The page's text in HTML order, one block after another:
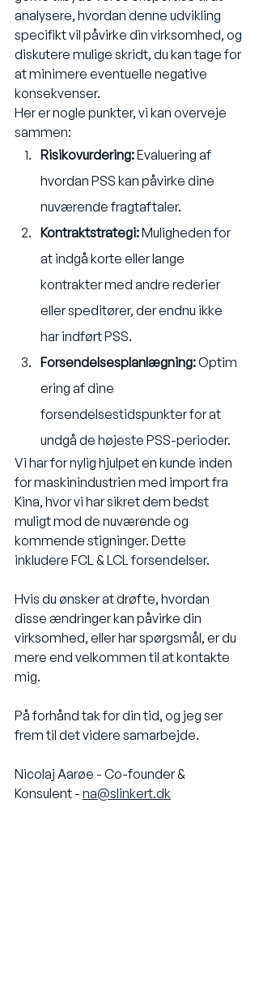
analysere, hvordan denne udvikling
specifikt vil påvirke din virksomhed, og
diskutere mulige skridt, du kan tage for
at minimere eventuelle negative
konsekvenser.
Her er nogle punkter, vi kan overveje
sammen:
Risikovurdering: Evaluering af
hvordan PSS kan påvirke dine
nuværende fragtaftaler.
Kontraktstrategi: Muligheden for
at indgå korte eller lange
kontrakter med andre rederier
eller speditører, der endnu ikke
har indført PSS.
Forsendelsesplanlægning: Optim
ering af dine
forsendelsestidspunkter for at
undgå de højeste PSS-perioder.
Vi har for nylig hjulpet en kunde inden
for maskinindustrien med import fra
Kina, hvor vi har sikret dem bedst
muligt mod de nuværende og
kommende stigninger. Dette
inkludere FCL & LCL forsendelser.
Hvis du ønsker at drøfte, hvordan
disse ændringer kan påvirke din
virksomhed, eller har spørgsmål, er du
mere end velkommen til at kontakte
mig.
På forhånd tak for din tid, og jeg ser
frem til det videre samarbejde.
Nicolaj Aarøe - Co-founder &
Konsulent - na@slinkert.dk